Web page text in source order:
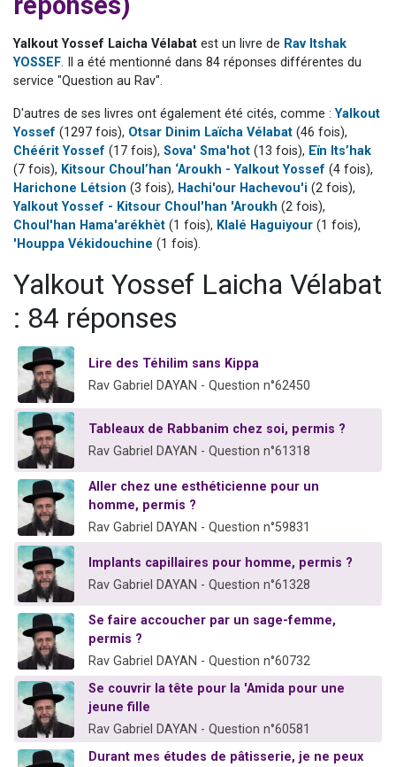
Il reste 49 places pour étudier en groupe sur Zoom
2 personnes viennent de nous rejoindre sur WhatsApp
Yalkout Yossef Laicha Vélabat est un livre de Rav Itshak
YOSSEF. Il a été mentionné dans 84 réponses différentes du
service "Question au Rav".
D'autres de ses livres ont également été cités, comme : Yalkout
Yossef (1297 fois), Otsar Dinim Laïcha Vélabat (46 fois),
Chéérit Yossef (17 fois), Sova' Sma'hot (13 fois), Eïn Its’hak
(7 fois), Kitsour Choul’han ‘Aroukh - Yalkout Yossef (4 fois),
Harichone Létsion (3 fois), Hachi'our Hachevou'i (2 fois),
Yalkout Yossef - Kitsour Choul'han 'Aroukh (2 fois),
Choul'han Hama'arékhèt (1 fois), Klalé Haguiyour (1 fois),
'Houppa Vékidouchine (1 fois).
Yalkout Yossef Laicha Vélabat
: 84 réponses
Lire des Téhilim sans Kippa
Rav Gabriel DAYAN - Question n°62450
Tableaux de Rabbanim chez soi, permis ?
Rav Gabriel DAYAN - Question n°61318
Aller chez une esthéticienne pour un
homme, permis ?
Rav Gabriel DAYAN - Question n°59831
Implants capillaires pour homme, permis ?
Rav Gabriel DAYAN - Question n°61328
Se faire accoucher par un sage-femme,
permis ?
Rav Gabriel DAYAN - Question n°60732
Se couvrir la tête pour la 'Amida pour une
jeune fille
Rav Gabriel DAYAN - Question n°60581
Durant mes études de pâtisserie, je ne peux